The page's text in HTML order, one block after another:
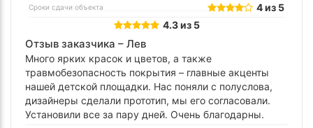
Сроки сдачи объекта
4 из 5
4.3 из 5
Отзыв заказчика – Лев
Много ярких красок и цветов, а также
травмобезопасность покрытия – главные акценты
нашей детской площадки. Нас поняли с полуслова,
дизайнеры сделали прототип, мы его согласовали.
Установили все за пару дней. Очень благодарны.